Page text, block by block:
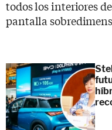
todos los interiores
pantalla